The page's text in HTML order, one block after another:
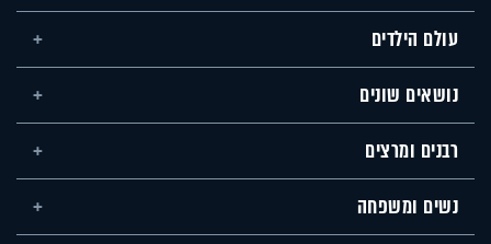
עולם הילדים
נושאים שונים
רבנים ומרצים
נשים ומשפחה